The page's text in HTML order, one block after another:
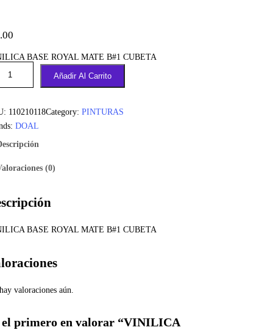
BASE ROYAL MATE B#1 CUBETA
Añadir Al Carrito
110210118Category: PINTURAS
DOAL
(0)
BASE ROYAL MATE B#1 CUBETA
valoraciones aún.
el primero en valorar “VINILICA